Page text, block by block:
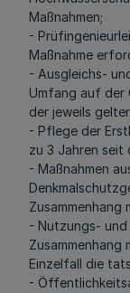
Maßnahmen;
-
Maßnahme
- Ausgleichs-
Umfang auf der
der jeweils
- Pflege der
zu 3 Jahren seit
- Maßnahmen
Zusammenhang
- Nutzungs-
Zusammenhang
Einzelfall die
-